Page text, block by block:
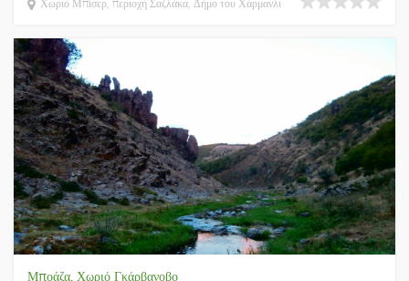
Χωριό Μπίσερ, περιοχή Σαζλάκα, Δήμο του Χάρμανλι
Μποάζα, Χωριό Γκάρβανοβο